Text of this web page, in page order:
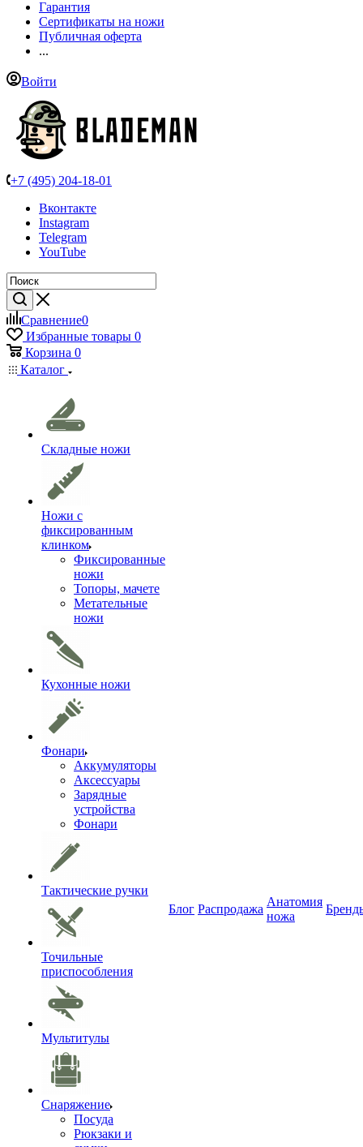
Гарантия
Сертификаты на ножи
Публичная оферта
...
Войти
+7 (495) 204-18-01
Вконтакте
Instagram
Telegram
YouTube
Сравнение0
Избранные товары 0
Корзина 0
Каталог
Складные ножи
Ножи с
фиксированным
клинком
Фиксированные
ножи
Топоры, мачете
Метательные
ножи
Кухонные ножи
Фонари
Аккумуляторы
Аксессуары
Зарядные
устройства
Фонари
Тактические ручки
Точильные
приспособления
Мультитулы
Снаряжение
Посуда
Рюкзаки и
Блог Распродажа
Анатомия
ножа